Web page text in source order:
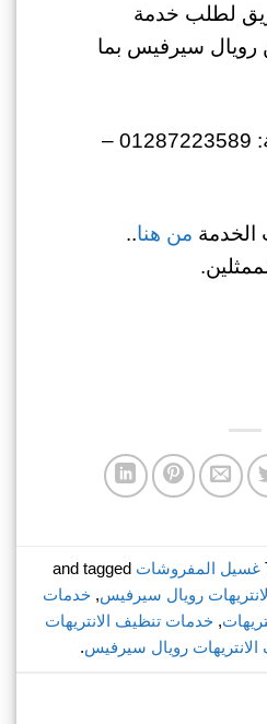
لطلب خدمة
رويال سيرفيس بما
اتصل بأرقام الآتية: 01287223589 –
من هنا..
غسيل المفروشات and tagged
رويال سيرفيس,خدمات
, خدمات تنظيف الانتريهات
رويال سيرفيس.